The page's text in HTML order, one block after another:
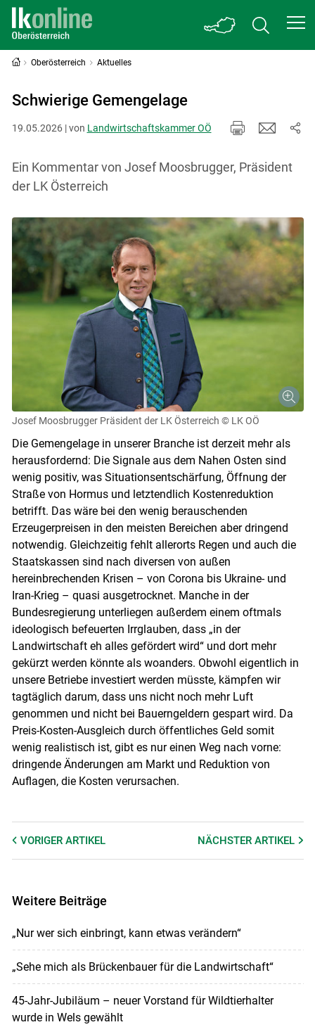
Skip to main content
Oberösterreich Aktuelles
Schwierige Gemengelage
19.05.2026 | von Landwirtschaftskammer OÖ
Ein Kommentar von Josef Moosbrugger, Präsident
der LK Österreich
Josef Moosbrugger Präsident der LK Österreich © LK OÖ
Die Gemengelage in unserer Branche ist derzeit mehr als
herausfordernd: Die Signale aus dem Nahen Osten sind
wenig positiv, was Situationsentschärfung, Öffnung der
Straße von Hormus und letztendlich Kostenreduktion
betrifft. Das wäre bei den wenig berauschenden
Erzeugerpreisen in den meisten Bereichen aber dringend
notwendig. Gleichzeitig fehlt allerorts Regen und auch die
Staatskassen sind nach diversen von außen
hereinbrechenden Krisen – von Corona bis Ukraine- und
Iran-Krieg – quasi ausgetrocknet. Manche in der
Bundesregierung unterliegen außerdem einem oftmals
ideologisch befeuerten Irrglauben, dass „in der
Landwirtschaft eh alles gefördert wird“ und dort mehr
gekürzt werden könnte als woanders. Obwohl eigentlich in
unsere Betriebe investiert werden müsste, kämpfen wir
tagtäglich darum, dass uns nicht noch mehr Luft
genommen und nicht bei Bauerngeldern gespart wird. Da
Preis-Kosten-Ausgleich durch öffentliches Geld somit
wenig realistisch ist, gibt es nur einen Weg nach vorne:
dringende Änderungen am Markt und Reduktion von
Auflagen, die Kosten verursachen.
VORIGER ARTIKEL NÄCHSTERARTIKEL
Weitere Beiträge
„Nur wer sich einbringt, kann etwas verändern“
„Sehe mich als Brückenbauer für die Landwirtschaft“
45-Jahr-Jubiläum – neuer Vorstand für Wildtierhalter
wurde in Wels gewählt